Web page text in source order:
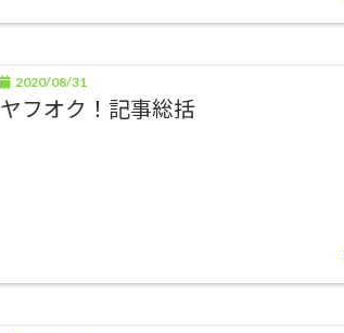
2020/08/31
ヤフオク！記事総括